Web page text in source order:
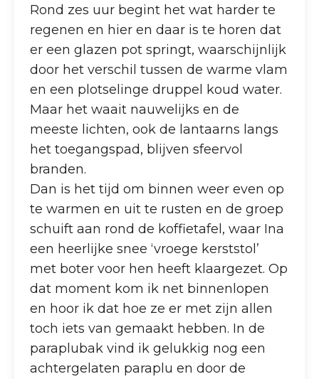
Rond zes uur begint het wat harder te
regenen en hier en daar is te horen dat
er een glazen pot springt, waarschijnlijk
door het verschil tussen de warme vlam
en een plotselinge druppel koud water.
Maar het waait nauwelijks en de
meeste lichten, ook de lantaarns langs
het toegangspad, blijven sfeervol
branden.
Dan is het tijd om binnen weer even op
te warmen en uit te rusten en de groep
schuift aan rond de koffietafel, waar Ina
een heerlijke snee ‘vroege kerststol’
met boter voor hen heeft klaargezet. Op
dat moment kom ik net binnenlopen
en hoor ik dat hoe ze er met zijn allen
toch iets van gemaakt hebben. In de
paraplubak vind ik gelukkig nog een
achtergelaten paraplu en door de